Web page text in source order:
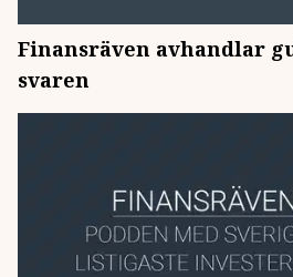
Finansräven avhandlar
svaren